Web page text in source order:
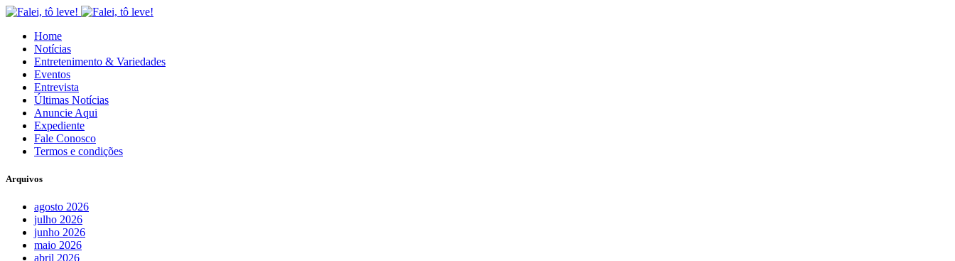
Home
Notícias
Entretenimento & Variedades
Eventos
Entrevista
Últimas Notícias
Anuncie Aqui
Expediente
Fale Conosco
Termos e condições
Arquivos
agosto 2026
julho 2026
junho 2026
maio 2026
abril 2026